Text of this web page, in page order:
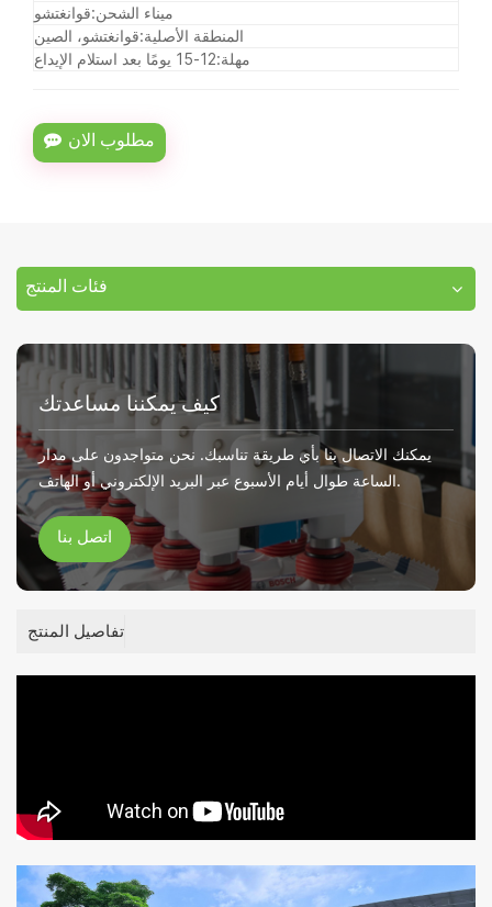
ميناء الشحن:قوانغتشو
المنطقة الأصلية:قوانغتشو، الصين
مهلة:12-15 يومًا بعد استلام الإيداع
مطلوب الان
فئات المنتج
كيف يمكننا مساعدتك
يمكنك الاتصال بنا بأي طريقة تناسبك. نحن متواجدون على مدار
الساعة طوال أيام الأسبوع عبر البريد الإلكتروني أو الهاتف.
اتصل بنا
تفاصيل المنتج